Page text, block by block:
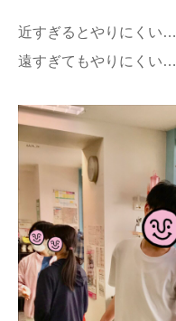
近すぎるとやりにくい…
遠すぎてもやりにくい…